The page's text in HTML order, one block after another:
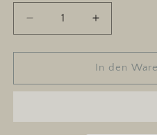
Verringere
die
Menge
Goldstück
Erhöhe
die
Menge
für
Goldstück
In den